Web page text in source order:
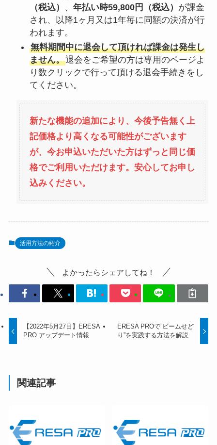
（税込）
、 年払い時59,800円（税込） が課金
され、以降1ヶ月又は1年毎に同額の決済が行
われます。
無料期間中に退会して頂ければ課金は発生し
ません。退会をご希望の方は専用のページよ
り数クリックで行って頂ける退会手続きをし
てください。
新たな機能の追加により、今後予告無く上
記価格より高くなる可能性がございます
が、今お申込いただいた方はずっと同じ価
格でご利用いただけます。安心してお申し
込みください。
活用方法の紹介
よかったらシェアしてね！
【2022年5月27日】ERESA
PRO アップデート情報
ERESA PROで”ビームせど
り”を実践する方法を解説
関連記事